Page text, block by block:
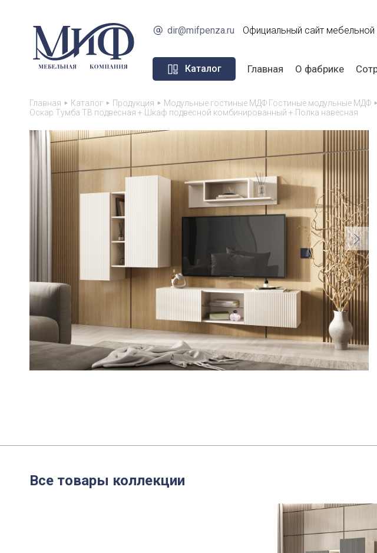
dir@mifpenza.ru Официальный сайт
Каталог Главная О фабрике
Главная Каталог Продукция Модульные гостиные МДФ Гостиные модульные МДФ
Оскар Тумба ТВ подвесная + Шкаф подвесной комбинированный + Полка навесная
Все товары коллекции